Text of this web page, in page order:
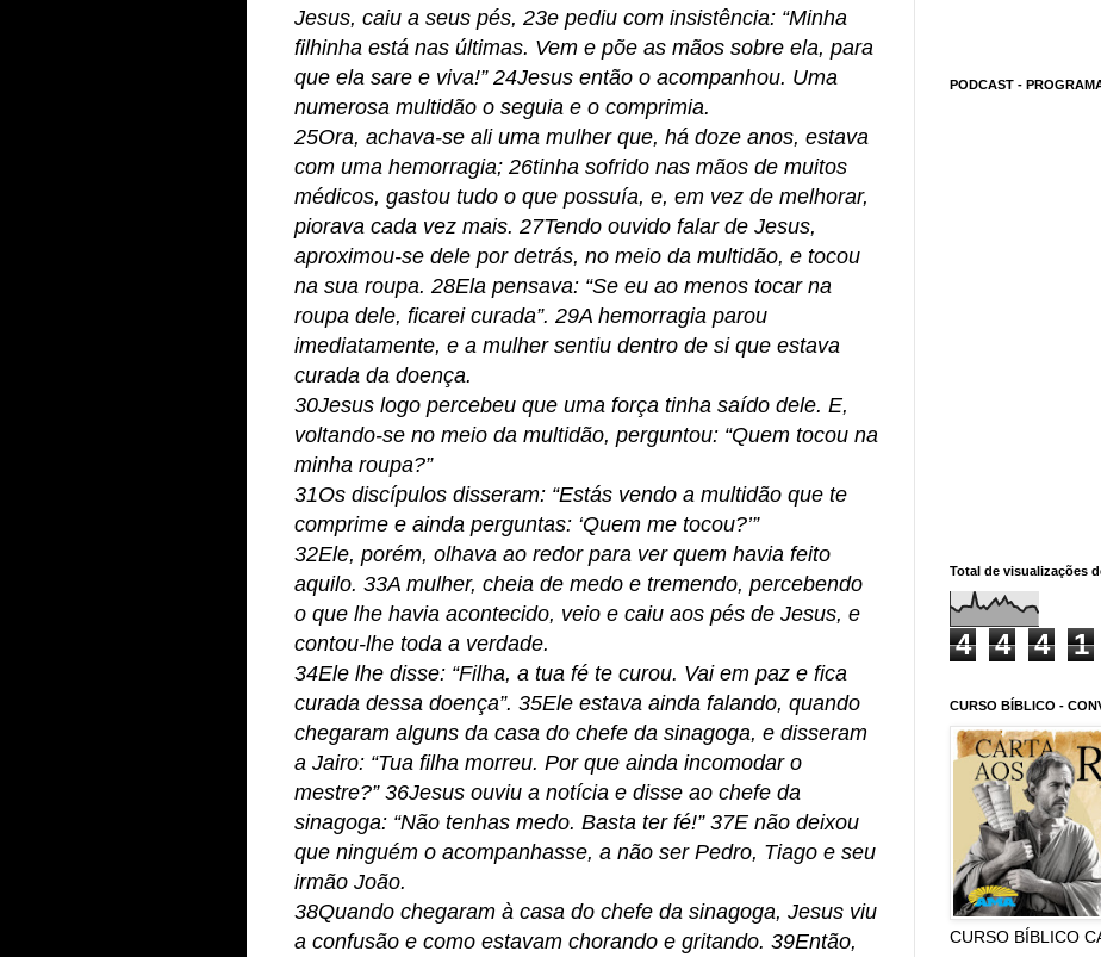
Jesus, caiu a seus pés, 23e pediu com insistência: “Minha
filhinha está nas últimas. Vem e põe as mãos sobre ela, para
que ela sare e viva!” 24Jesus então o acompanhou. Uma
numerosa multidão o seguia e o comprimia.
25Ora, achava-se ali uma mulher que, há doze anos, estava
com uma hemorragia; 26tinha sofrido nas mãos de muitos
médicos, gastou tudo o que possuía, e, em vez de melhorar,
piorava cada vez mais. 27Tendo ouvido falar de Jesus,
aproximou-se dele por detrás, no meio da multidão, e tocou
na sua roupa. 28Ela pensava: “Se eu ao menos tocar na
roupa dele, ficarei curada”. 29A hemorragia parou
imediatamente, e a mulher sentiu dentro de si que estava
curada da doença.
30Jesus logo percebeu que uma força tinha saído dele. E,
voltando-se no meio da multidão, perguntou: “Quem tocou na
minha roupa?”
31Os discípulos disseram: “Estás vendo a multidão que te
comprime e ainda perguntas: ‘Quem me tocou?’”
32Ele, porém, olhava ao redor para ver quem havia feito
aquilo. 33A mulher, cheia de medo e tremendo, percebendo
o que lhe havia acontecido, veio e caiu aos pés de Jesus, e
contou-lhe toda a verdade.
34Ele lhe disse: “Filha, a tua fé te curou. Vai em paz e fica
curada dessa doença”. 35Ele estava ainda falando, quando
chegaram alguns da casa do chefe da sinagoga, e disseram
a Jairo: “Tua filha morreu. Por que ainda incomodar o
mestre?” 36Jesus ouviu a notícia e disse ao chefe da
sinagoga: “Não tenhas medo. Basta ter fé!” 37E não deixou
que ninguém o acompanhasse, a não ser Pedro, Tiago e seu
irmão João.
38Quando chegaram à casa do chefe da sinagoga, Jesus viu
a confusão e como estavam chorando e gritando. 39Então,
PODCAST -
Total de visualizações
4 4 4 1
CURSO BÍBLICO -
CURSO BÍBLICO